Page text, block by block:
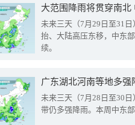
大范围降雨将贯穿南
未来三天（7月29日至31
抬、大陆高压东移，中东
续。
广东湖北河南等地多
未来三天（7月28日至30
带仍多强降雨。本周中东